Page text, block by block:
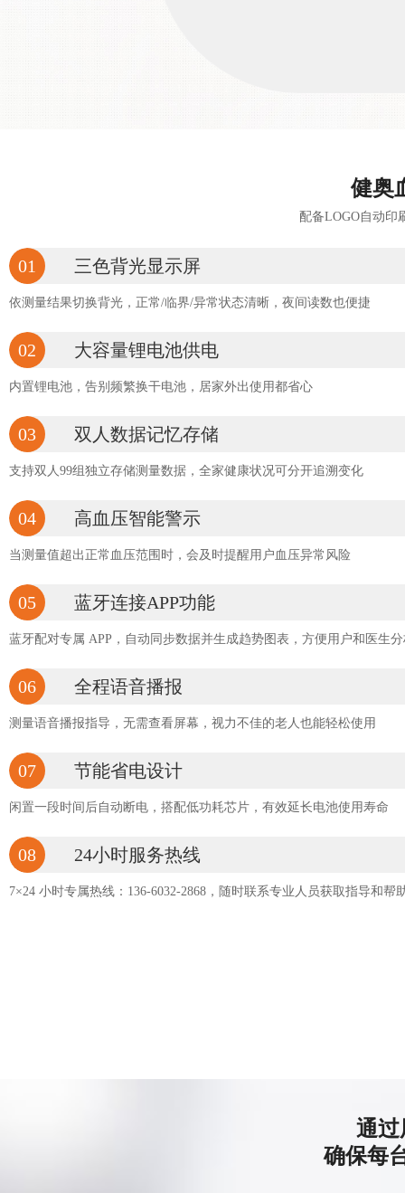
健奥
配备LOGO自动印
01 三色背光显示屏
依测量结果切换背光，正常/临界/异常状态清晰，夜间读数也便捷
02 大容量锂电池供电
内置锂电池，告别频繁换干电池，居家外出使用都省心
03 双人数据记忆存储
支持双人99组独立存储测量数据，全家健康状况可分开追溯变化
04 高血压智能警示
当测量值超出正常血压范围时，会及时提醒用户血压异常风险
05 蓝牙连接APP功能
蓝牙配对专属 APP，自动同步数据并生成趋势图表，方便用户和医生
06 全程语音播报
测量语音播报指导，无需查看屏幕，视力不佳的老人也能轻松使用
07 节能省电设计
闲置一段时间后自动断电，搭配低功耗芯片，有效延长电池使用寿命
08 24小时服务热线
7×24 小时专属热线：136-6032-2868，随时联系专业人员获取指导和帮
通过
确保每